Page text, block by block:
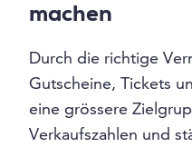
machen
Durch die richtige
Gutscheine, Tickets
eine grössere
Verkaufszahlen und